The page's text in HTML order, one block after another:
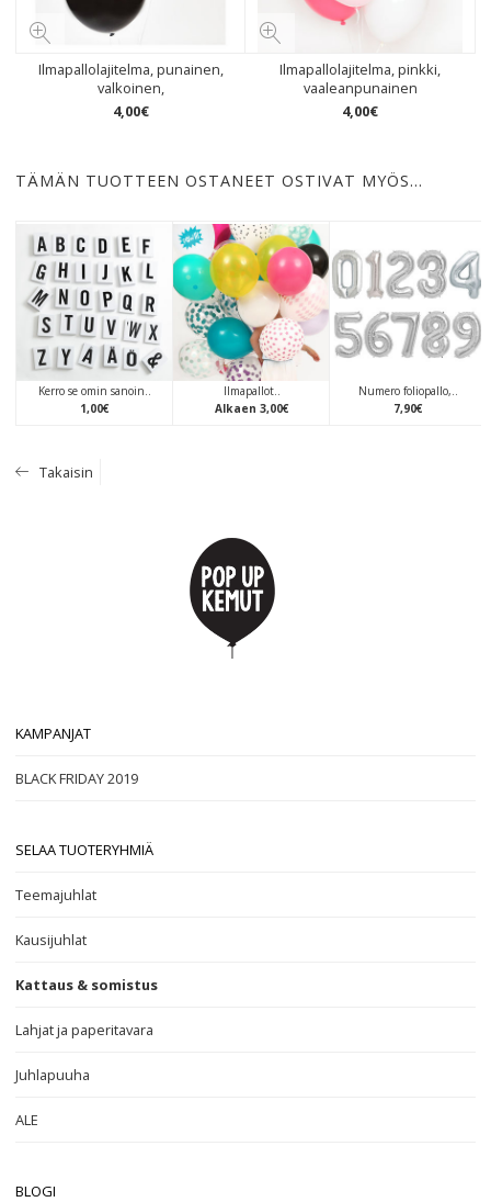
Ilmapallolajitelma, punainen,
valkoinen,
4,00€
Ilmapallolajitelma, pinkki,
vaaleanpunainen
4,00€
TÄMÄN TUOTTEEN OSTANEET OSTIVAT MYÖS…
Kerro se omin sanoin..
1,00€
Ilmapallot..
Alkaen 3,00€
Numero foliopallo,..
7,90€
Takaisin
KAMPANJAT
BLACK FRIDAY 2019
SELAA TUOTERYHMIÄ
Teemajuhlat
Kausijuhlat
Kattaus & somistus
Lahjat ja paperitavara
Juhlapuuha
ALE
BLOGI